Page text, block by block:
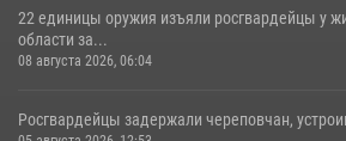
22 единицы оружия изъяли росгвардейцы у
области за...
08 августа 2026, 06:04
Росгвардейцы задержали череповчан,